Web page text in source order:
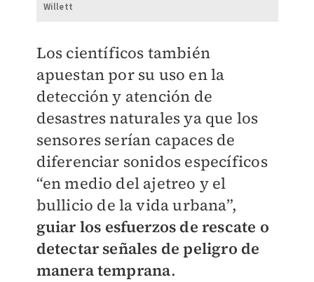
Willett
Los científicos también
apuestan por su uso en la
detección y atención de
desastres naturales ya que los
sensores serían capaces de
diferenciar sonidos específicos
“en medio del ajetreo y el
bullicio de la vida urbana”,
guiar los esfuerzos de rescate o
detectar señales de peligro de
manera temprana.